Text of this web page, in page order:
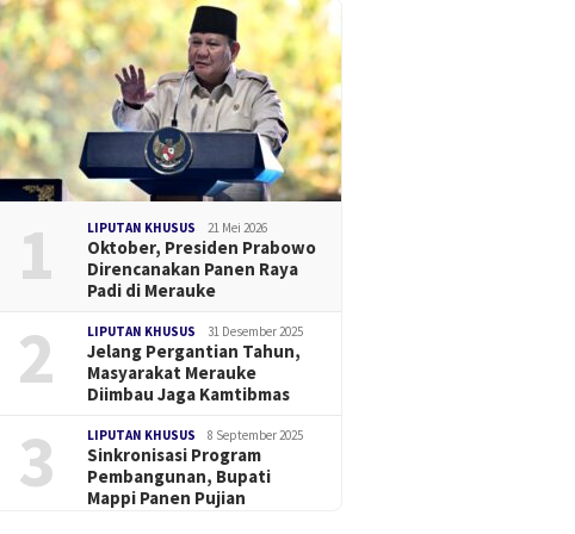
1 LIPUTAN KHUSUS 21 Mei 2026
Oktober, Presiden Prabowo
Direncanakan Panen Raya
Padi di Merauke
2 LIPUTAN KHUSUS 31 Desember 2025
Jelang Pergantian Tahun,
Masyarakat Merauke
Diimbau Jaga Kamtibmas
3 LIPUTAN KHUSUS 8 September 2025
Sinkronisasi Program
Pembangunan, Bupati
Mappi Panen Pujian